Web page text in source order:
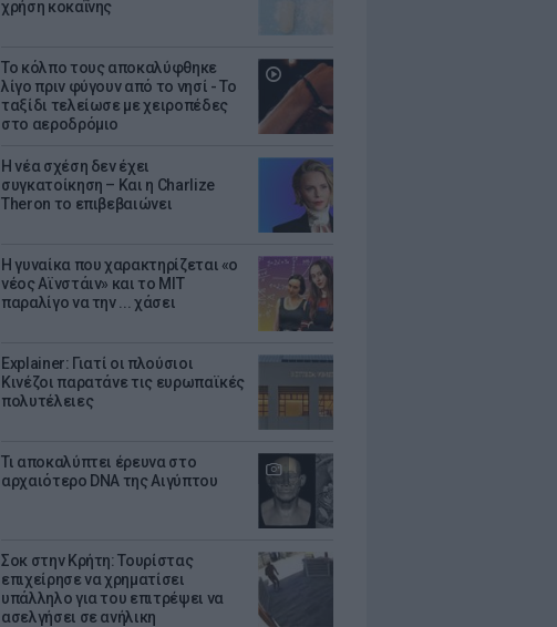
χρήση κοκαΐνης
Το κόλπο τους αποκαλύφθηκε
λίγο πριν φύγουν από το νησί - Το
ταξίδι τελείωσε με χειροπέδες
στο αεροδρόμιο
Η νέα σχέση δεν έχει
συγκατοίκηση – Και η Charlize
Theron το επιβεβαιώνει
Η γυναίκα που χαρακτηρίζεται «ο
νέος Αϊνστάιν» και το MIT
παραλίγο να την ... χάσει
Explainer: Γιατί οι πλούσιοι
Κινέζοι παρατάνε τις ευρωπαϊκές
πολυτέλειες
Τι αποκαλύπτει έρευνα στο
αρχαιότερο DNA της Αιγύπτου
Σοκ στην Κρήτη: Τουρίστας
επιχείρησε να χρηματίσει
υπάλληλο για του επιτρέψει να
ασελγήσει σε ανήλικη